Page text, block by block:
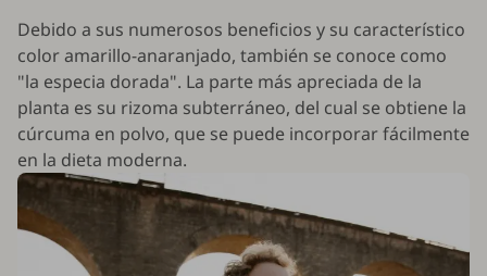
Debido a sus numerosos beneficios y su característico
color amarillo-anaranjado, también se conoce como
"la especia dorada". La parte más apreciada de la
planta es su rizoma subterráneo, del cual se obtiene la
cúrcuma en polvo, que se puede incorporar fácilmente
en la dieta moderna.